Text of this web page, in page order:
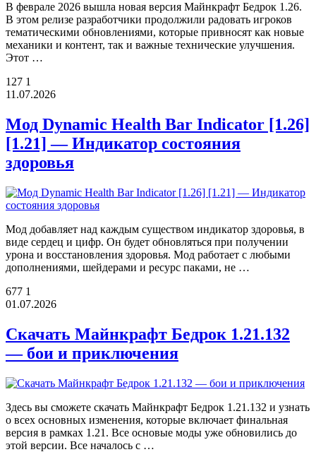
В феврале 2026 вышла новая версия Майнкрафт Бедрок 1.26.
В этом релизе разработчики продолжили радовать игроков
тематическими обновлениями, которые привносят как новые
механики и контент, так и важные технические улучшения.
Этот …
127 1
11.07.2026
Мод Dynamic Health Bar Indicator [1.26]
[1.21] — Индикатор состояния
здоровья
Мод добавляет над каждым существом индикатор здоровья, в
виде сердец и цифр. Он будет обновляться при получении
урона и восстановления здоровья. Мод работает с любыми
дополнениями, шейдерами и ресурс паками, не …
677 1
01.07.2026
Скачать Майнкрафт Бедрок 1.21.132
— бои и приключения
Здесь вы сможете скачать Майнкрафт Бедрок 1.21.132 и узнать
о всех основных изменения, которые включает финальная
версия в рамках 1.21. Все основые моды уже обновились до
этой версии. Все началось с …